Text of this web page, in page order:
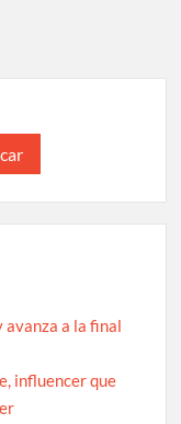
avanza a la final
influencer que